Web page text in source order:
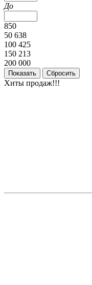
До
850
50 638
100 425
150 213
200 000
Хиты продаж!!!